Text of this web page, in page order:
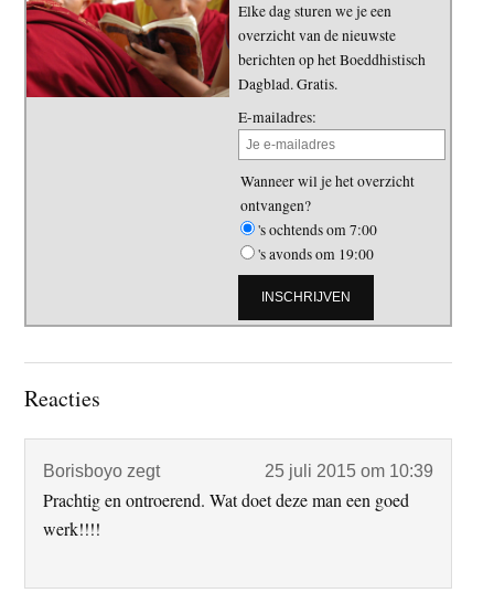
Elke dag sturen we je een
overzicht van de nieuwste
berichten op het Boeddhistisch
Dagblad. Gratis.
E-mailadres:
Wanneer wil je het overzicht
ontvangen?
's ochtends om 7:00
's avonds om 19:00
Lees
Reacties
Borisboyo zegt 25 juli 2015 om 10:39
Prachtig en ontroerend. Wat doet deze man een goed
werk!!!!